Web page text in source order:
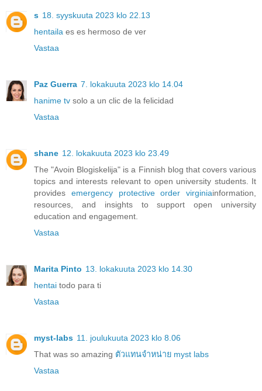
s 18. syyskuuta 2023 klo 22.13
hentaila es es hermoso de ver
Vastaa
Paz Guerra 7. lokakuuta 2023 klo 14.04
hanime tv solo a un clic de la felicidad
Vastaa
shane 12. lokakuuta 2023 klo 23.49
The "Avoin Blogiskelija" is a Finnish blog that covers various
topics and interests relevant to open university students. It
provides emergency protective order virginiainformation,
resources, and insights to support open university
education and engagement.
Vastaa
Marita Pinto 13. lokakuuta 2023 klo 14.30
hentai todo para ti
Vastaa
myst-labs 11. joulukuuta 2023 klo 8.06
That was so amazing ตัวแทนจำหน่าย myst labs
Vastaa